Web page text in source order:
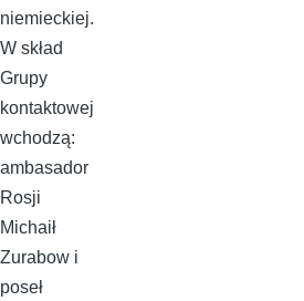
niemieckiej.
W skład
Grupy
kontaktowej
wchodzą:
ambasador
Rosji
Michaił
Zurabow i
poseł